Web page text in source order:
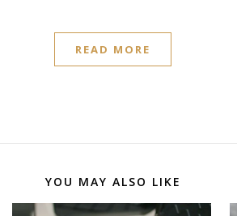
READ MORE
YOU MAY ALSO LIKE